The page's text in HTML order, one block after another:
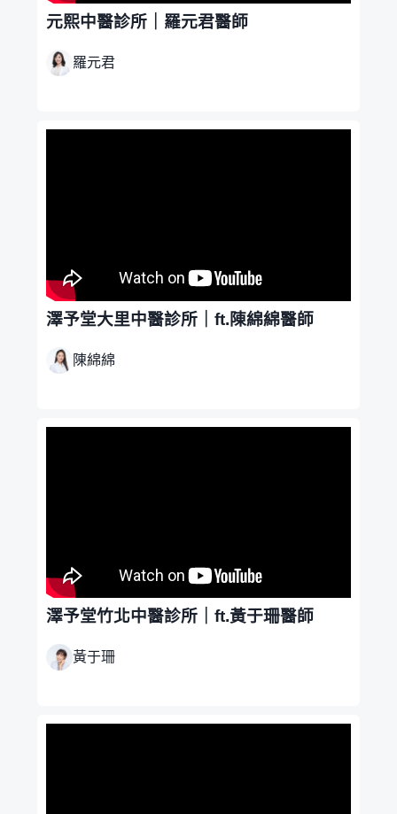
元熙中醫診所｜羅元君醫師
羅元君
澤予堂大里中醫診所｜ft.陳綿綿醫師
陳綿綿
澤予堂竹北中醫診所｜ft.黃于珊醫師
黃于珊